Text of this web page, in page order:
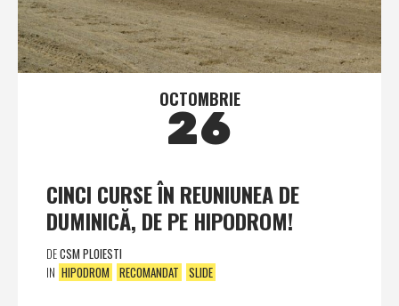
OCTOMBRIE
26
CINCI CURSE ÎN REUNIUNEA DE
DUMINICĂ, DE PE HIPODROM!
DECSM PLOIESTI
IN HIPODROM RECOMANDAT SLIDE